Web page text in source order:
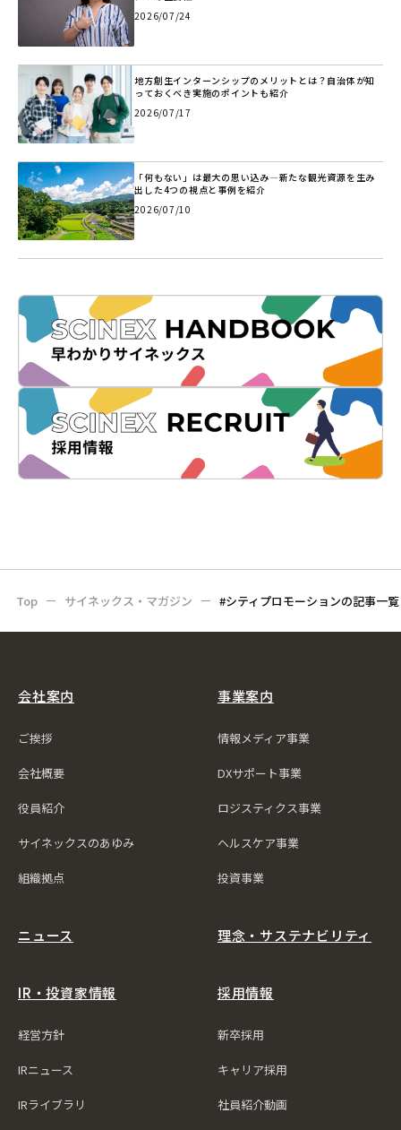
2026/07/24
地方創生インターンシップのメリットとは？自治体が知
っておくべき実施のポイントも紹介
2026/07/17
「何もない」は最大の思い込み―新たな観光資源を生み
出した4つの視点と事例を紹介
2026/07/10
Top サイネックス・マガジン #シティプロモーションの記事一覧
会社案内
ご挨拶
会社概要
役員紹介
サイネックスのあゆみ
組織拠点
事業案内
情報メディア事業
DXサポート事業
ロジスティクス事業
ヘルスケア事業
投資事業
ニュース
IR・投資家情報
経営方針
IRニュース
IRライブラリ
理念・サステナビリティ
採用情報
新卒採用
キャリア採用
社員紹介動画